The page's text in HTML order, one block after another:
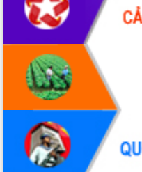
Định vị cà phê Việt Nam như một “di
sản sống” trong dòng chảy toàn cầu
Xây dựng nông thôn mới: Nâng cao đời
sống người dân từ những mô hình thiết
thực
Quyết liệt tháo gỡ vướng mắc, đẩy
nhanh tiến độ các dự án trọng điểm
trong Khu kinh tế Nam Phú Yên
Hòn Yến phát triển du lịch gắn với bảo
tồn biển
Lấy ý kiến điều chỉnh Quy hoạch tỉnh